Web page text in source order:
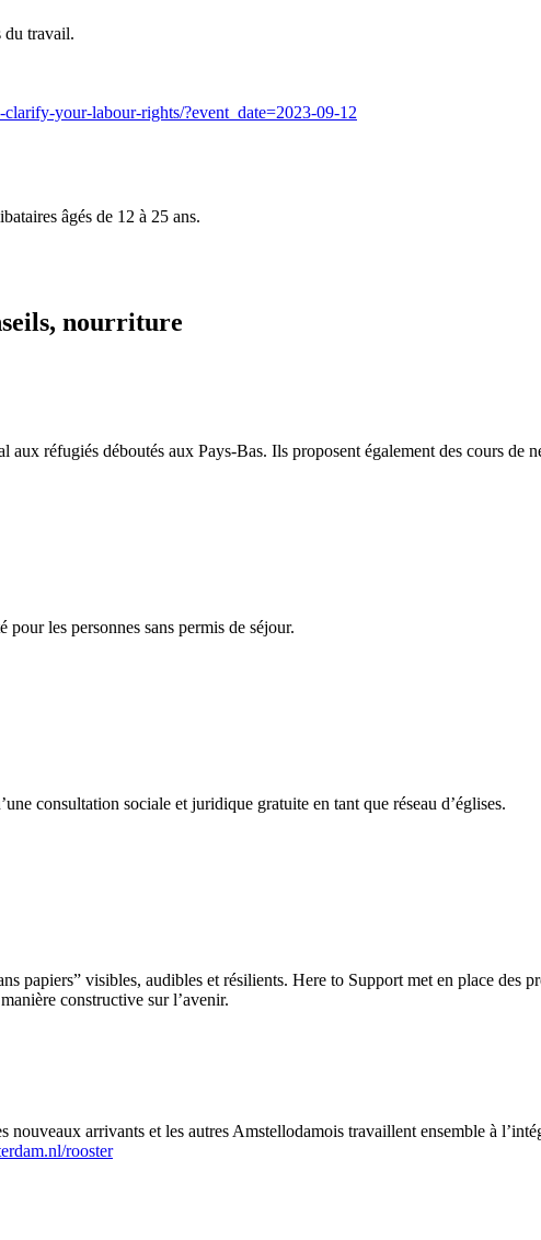
du travail.
your-labour-rights/?event_date=2023-09-12
âgés de 12 à 25 ans.
nourriture
réfugiés déboutés aux Pays-Bas. Ils proposent également des cours de
les personnes sans permis de séjour.
consultation sociale et juridique gratuite en tant que réseau d’églises.
papiers” visibles, audibles et résilients. Here to Support met en place des
constructive sur l’avenir.
nouveaux arrivants et les autres Amstellodamois travaillent ensemble à
rooster